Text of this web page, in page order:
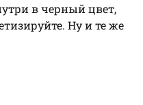
в черный цвет,
Ну и те же